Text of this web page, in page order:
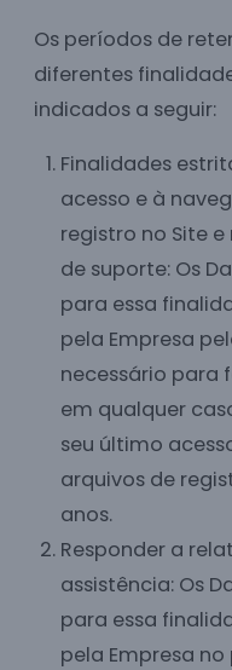
Os períodos de
diferentes
indicados a seguir:
Finalidades
acesso e à
registro no Site
de suporte: Os
para essa
pela Empresa
necessário para
em qualquer
seu último
arquivos de
anos.
Responder a
assistência: Os
para essa
pela Empresa